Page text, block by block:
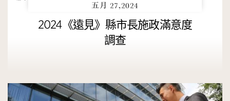
五月 27,2024
2024《遠見》縣市長施政滿意度
調查